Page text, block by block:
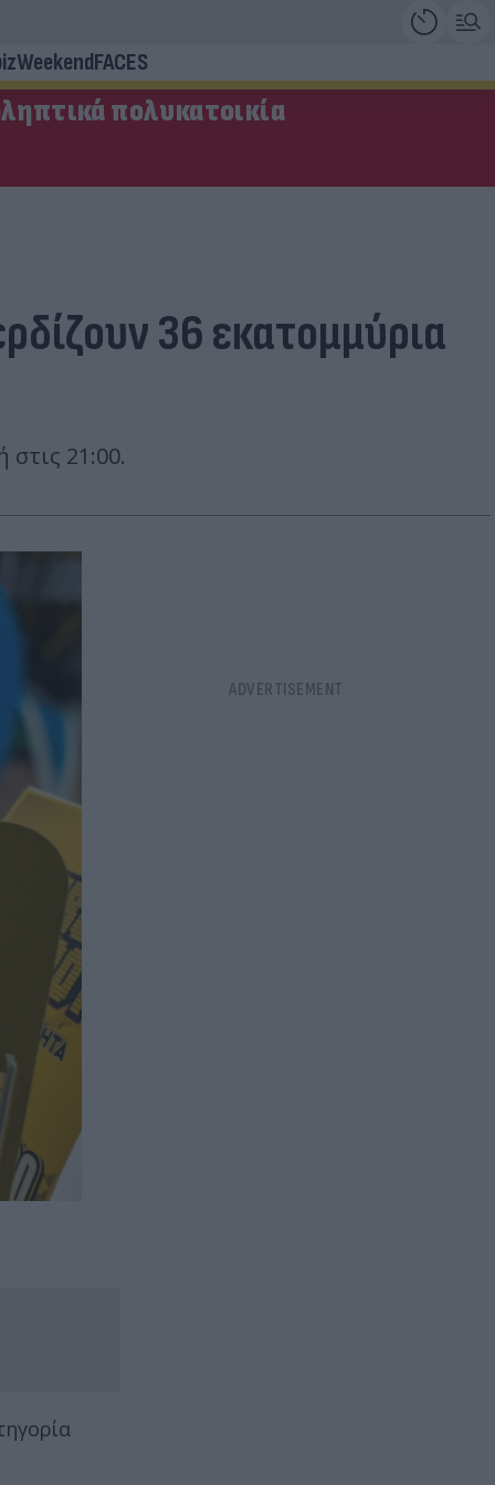
WeekendFACES
πολυκατοικία
36 εκατομμύρια
21:00.